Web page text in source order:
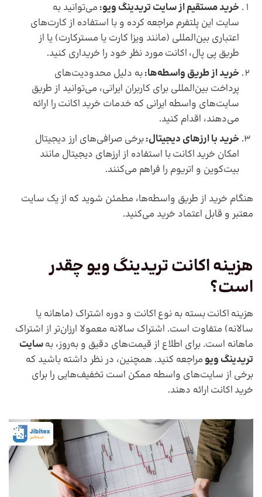
خرید مستقیم ازسایت تریدینگ ویو: می‌توانید به
سایت این پلتفرم مراجعه کرده و با استفاده از کارت‌های
اعتباری بین‌المللی (مانند ویزا کارت یا مسترکارت) یا از
طریق پی پال، اکانت مورد نظر خود را خریداری کنید.
خرید از طریق واسطه‌ها:به دلیل محدودیت‌های
پرداخت بین‌المللی برای کاربران ایرانی، می‌توانید از طریق
سایت‌های واسطه ایرانی که خدمات خرید اکانت را ارائه
می‌دهند، اقدام کنید.
خرید با ارزهای دیجیتال:برخی صرافی‌های ارز دیجیتال
امکان خرید اکانت با استفاده از ارزهای دیجیتال مانند
بیت‌کوین و اتریوم را فراهم می‌کنند.
هنگام خرید از طریق واسطه‌ها، مطمئن شوید که از یک سایت
معتبر و قابل اعتماد خرید می‌کنید.
هزینهاکانت تریدینگ ویوچقدر
است؟
هزینه اکانت بسته به نوع اکانت و دوره اشتراک (ماهانه یا
سالانه) متفاوت است. اشتراک سالانه معمولا ارزان‌تر از اشتراک
ماهانه است. برای اطلاع از قیمت‌های دقیق و به‌روز، بهسایت
تریدینگ ویو مراجعه کنید. همچنین، در نظر داشته باشید که
برخی از سایت‌های واسطه ممکن است تخفیف‌هایی را برای
خرید اکانت ارائه دهند.